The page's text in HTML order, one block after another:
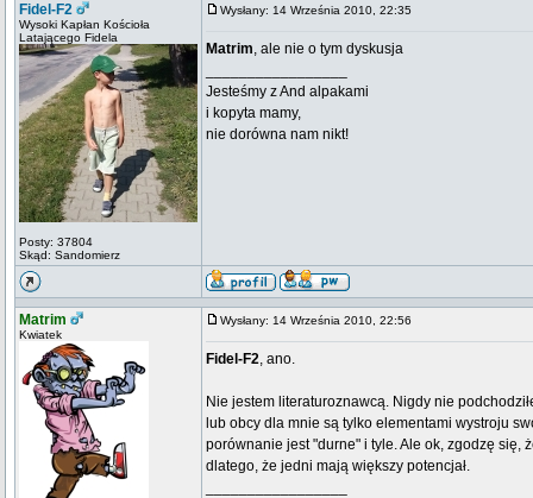
Fidel-F2
Wysoki Kapłan Kościoła
Latającego Fidela
Posty: 37804
Skąd: Sandomierz
Wysłany: 14 Września 2010, 22:35
Matrim, ale nie o tym dyskusja
Jesteśmy z And alpakami
i kopyta mamy,
nie dorówna nam nikt!
Matrim
Kwiatek
Wysłany: 14 Września 2010, 22:56
Fidel-F2, ano.
Nie jestem literaturoznawcą. Nigdy nie
lub obcy dla mnie są tylko elementami wystroju
porównanie jest "durne" i tyle. Ale ok, zgodzę się,
dlatego, że jedni mają większy potencjał.